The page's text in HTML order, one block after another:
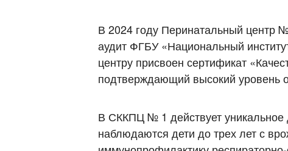
В 2024 году Перинатальный центр
аудит ФГБУ «Национальный
центру присвоен сертификат
подтверждающий высокий уровень
В СККПЦ № 1 действует уникальное
наблюдаются дети до трех лет с